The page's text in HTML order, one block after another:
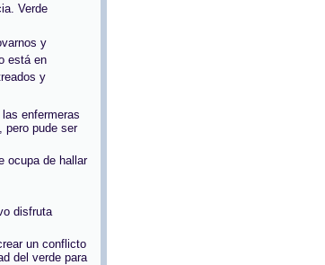
Verde
y
está en
y
enfermeras
pero pude ser
ocupa de hallar
disfruta
un conflicto
del verde para